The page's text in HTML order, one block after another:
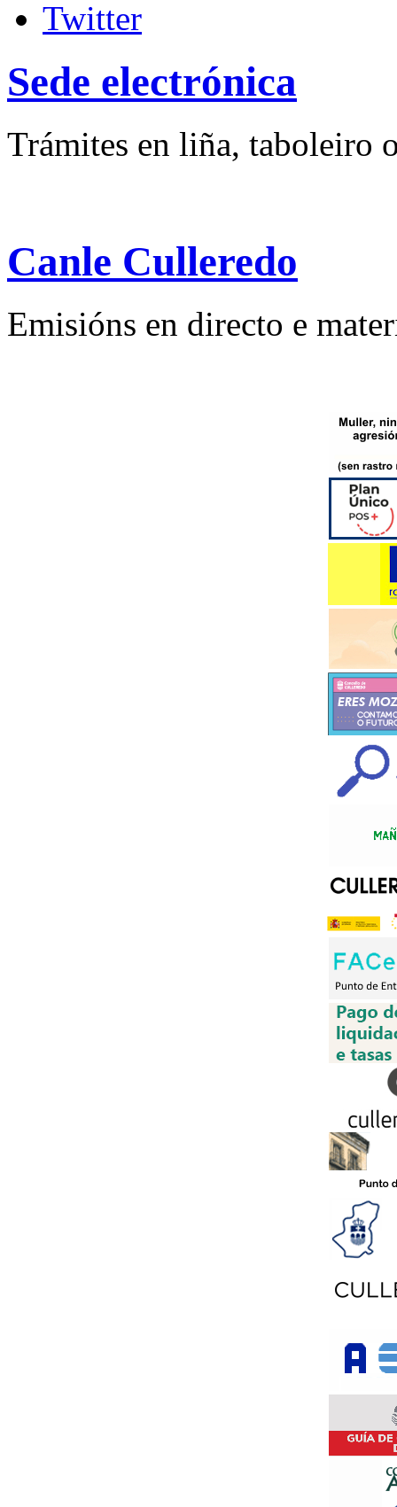
Sede electrónica
Trámites en liña, taboleiro
Canle Culleredo
Emisións en directo e